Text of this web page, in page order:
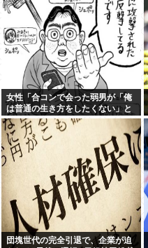
女性「合コンで会った弱男が「俺
は普通の生き方をしたくない」と
かカッコつけててワロた。お前既
に普通以下だろw」⬅10万いいね
団塊世代の完全引退で、企業が迫